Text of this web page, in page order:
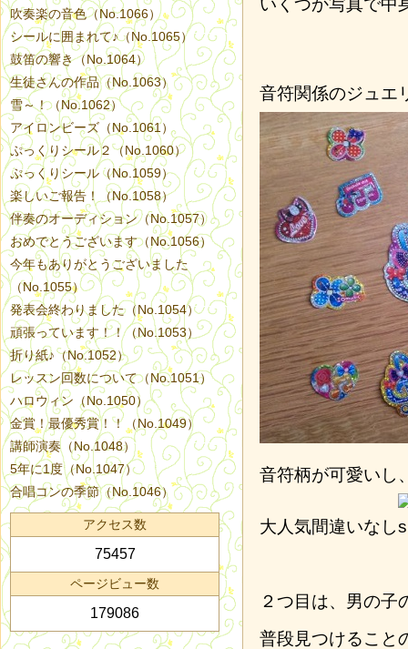
いくつか写真で中
音符関係のジュエ
音符柄が可愛いし
大人気間違いなし
２つ目は、男の子
普段見つけること
吹奏楽の音色（No.1066）
シールに囲まれて♪（No.1065）
鼓笛の響き（No.1064）
生徒さんの作品（No.1063）
雪～！（No.1062）
アイロンビーズ（No.1061）
ぷっくりシール２（No.1060）
ぷっくりシール（No.1059）
楽しいご報告！（No.1058）
伴奏のオーディション（No.1057）
おめでとうございます（No.1056）
今年もありがとうございました
（No.1055）
発表会終わりました（No.1054）
頑張っています！！（No.1053）
折り紙♪（No.1052）
レッスン回数について（No.1051）
ハロウィン（No.1050）
金賞！最優秀賞！！（No.1049）
講師演奏（No.1048）
5年に1度（No.1047）
合唱コンの季節（No.1046）
アクセス数
75457
ページビュー数
179086